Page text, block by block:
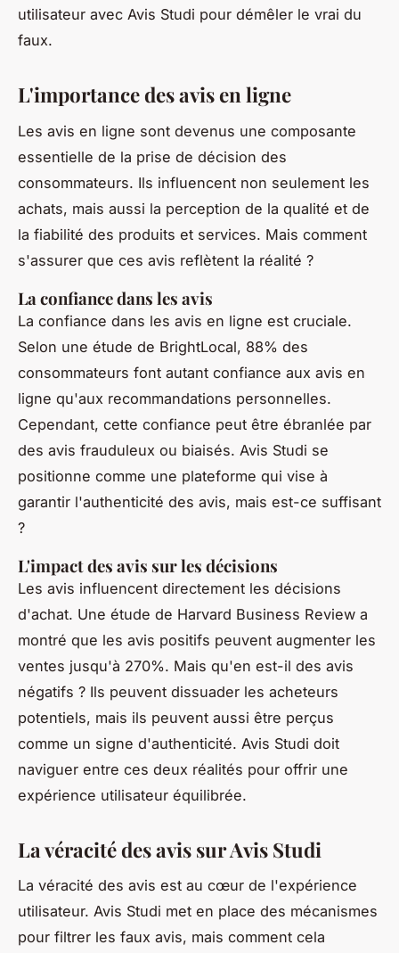
utilisateur avec Avis Studi pour démêler le vrai du
faux.
L'importance des avis en ligne
Les avis en ligne sont devenus une composante
essentielle de la prise de décision des
consommateurs. Ils influencent non seulement les
achats, mais aussi la perception de la qualité et de
la fiabilité des produits et services. Mais comment
s'assurer que ces avis reflètent la réalité ?
La confiance dans les avis
La confiance dans les avis en ligne est cruciale.
Selon une étude de BrightLocal, 88% des
consommateurs font autant confiance aux avis en
ligne qu'aux recommandations personnelles.
Cependant, cette confiance peut être ébranlée par
des avis frauduleux ou biaisés. Avis Studi se
positionne comme une plateforme qui vise à
garantir l'authenticité des avis, mais est-ce suffisant
?
L'impact des avis sur les décisions
Les avis influencent directement les décisions
d'achat. Une étude de Harvard Business Review a
montré que les avis positifs peuvent augmenter les
ventes jusqu'à 270%. Mais qu'en est-il des avis
négatifs ? Ils peuvent dissuader les acheteurs
potentiels, mais ils peuvent aussi être perçus
comme un signe d'authenticité. Avis Studi doit
naviguer entre ces deux réalités pour offrir une
expérience utilisateur équilibrée.
La véracité des avis sur Avis Studi
La véracité des avis est au cœur de l'expérience
utilisateur. Avis Studi met en place des mécanismes
pour filtrer les faux avis, mais comment cela